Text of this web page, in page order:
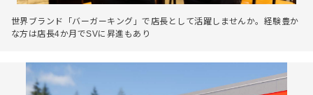
世界ブランド「バーガーキング」で店長として活躍しませんか。経験豊か
な方は店長4か月でSVに昇進もあり